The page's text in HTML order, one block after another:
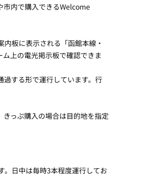
市内で購入できるWelcome
板に表示される「函館本線・
上の電光掲示板で確認できま
する形で運行しています。行
っぷ購入の場合は目的地を指定
。日中は毎時3本程度運行してお